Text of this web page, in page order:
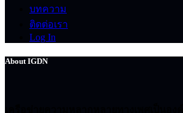
บทความ
ติดต่อเรา
Log In
About IGDN